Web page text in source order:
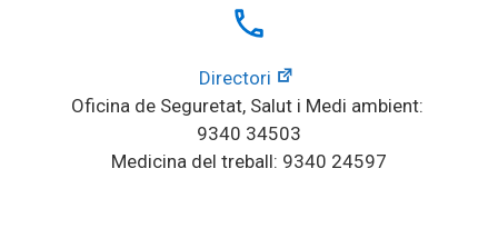
local_phone
Directori
Oficina de Seguretat, Salut i Medi ambient:
9340 34503
Medicina del treball: 9340 24597